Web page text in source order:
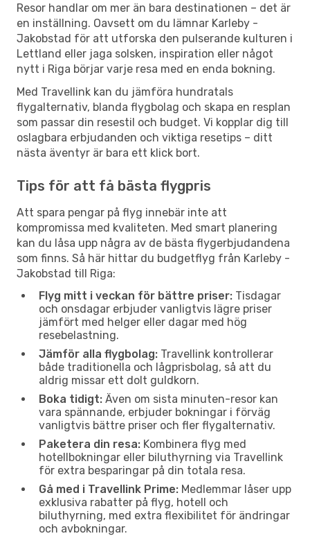
Resor handlar om mer än bara destinationen – det är
en inställning. Oavsett om du lämnar Karleby -
Jakobstad för att utforska den pulserande kulturen i
Lettland eller jaga solsken, inspiration eller något
nytt i Riga börjar varje resa med en enda bokning.
Med Travellink kan du jämföra hundratals
flygalternativ, blanda flygbolag och skapa en resplan
som passar din resestil och budget. Vi kopplar dig till
oslagbara erbjudanden och viktiga resetips – ditt
nästa äventyr är bara ett klick bort.
Tips för att få bästa flygpris
Att spara pengar på flyg innebär inte att
kompromissa med kvaliteten. Med smart planering
kan du låsa upp några av de bästa flygerbjudandena
som finns. Så här hittar du budgetflyg från Karleby -
Jakobstad till Riga:
Flyg mitt i veckan för bättre priser: Tisdagar
och onsdagar erbjuder vanligtvis lägre priser
jämfört med helger eller dagar med hög
resebelastning.
Jämför alla flygbolag: Travellink kontrollerar
både traditionella och lågprisbolag, så att du
aldrig missar ett dolt guldkorn.
Boka tidigt: Även om sista minuten-resor kan
vara spännande, erbjuder bokningar i förväg
vanligtvis bättre priser och fler flygalternativ.
Paketera din resa: Kombinera flyg med
hotellbokningar eller biluthyrning via Travellink
för extra besparingar på din totala resa.
Gå med i Travellink Prime: Medlemmar låser upp
exklusiva rabatter på flyg, hotell och
biluthyrning, med extra flexibilitet för ändringar
och avbokningar.